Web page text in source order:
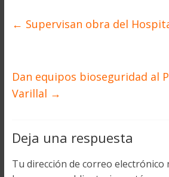
← Supervisan obra del
Dan equipos bioseguridad al
Varillal →
Deja una respuesta
Tu dirección de correo electrónico